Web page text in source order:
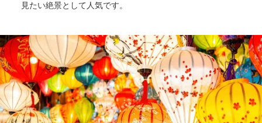
見たい絶景として人気です。